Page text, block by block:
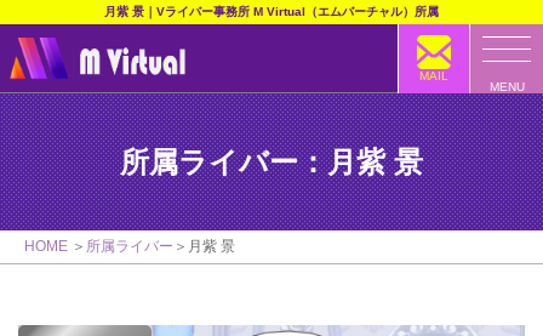
月紫 景｜Vライバー事務所 M Virtual（エムバーチャル）所属
MENU
MAIL
所属ライバー：月紫 景
HOME 所属ライバー 月紫 景